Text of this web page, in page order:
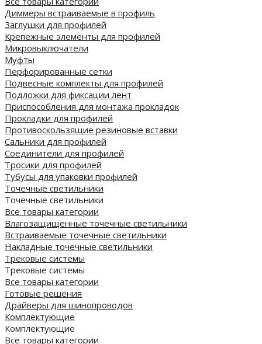
Диммеры встраиваемые в профиль
Заглушки для профилей
Крепежные элементы для профилей
Микровыключатели
Муфты
Перфорированные сетки
Подвесные комплекты для профилей
Подложки для фиксации лент
Приспособления для монтажа прокладок
Прокладки для профилей
Противоскользящие резиновые вставки
Сальники для профилей
Соединители для профилей
Тросики для профилей
Тубусы для упаковки профилей
Точечные светильники
Точечные светильники
Все товары категории
Влагозащищенные точечные светильники
Встраиваемые точечные светильники
Накладные точечные светильники
Трековые системы
Трековые системы
Все товары категории
Готовые решения
Драйверы для шинопроводов
Комплектующие
Комплектующие
Все товары категории